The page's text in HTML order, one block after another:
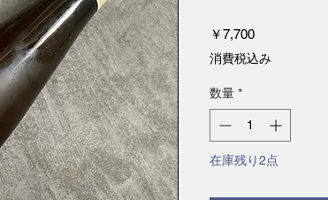
￥7,700価
格
消費税込み
数量 *
在庫残り2点